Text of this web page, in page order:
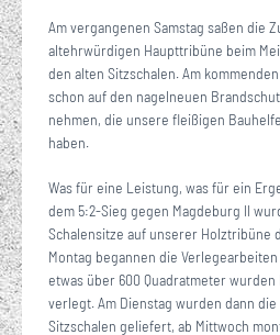
Am vergangenen Samstag saßen die
altehrwürdigen Haupttribüne beim
den alten Sitzschalen. Am
schon auf den nagelneuen
nehmen, die unsere fleißigen
haben.
Was für eine Leistung, was für ein
dem 5:2-Sieg gegen Magdeburg II
Schalensitze auf unserer Holztribüne
Montag begannen die
etwas über 600 Quadratmeter
verlegt. Am Dienstag wurden dann
Sitzschalen geliefert, ab Mittwoch